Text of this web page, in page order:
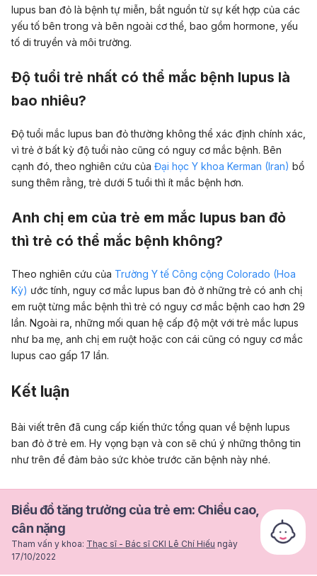
lupus ban đỏ là bệnh tự miễn, bắt nguồn từ sự kết hợp của các
yếu tố bên trong và bên ngoài cơ thể, bao gồm hormone, yếu
tố di truyền và môi trường.
Độ tuổi trẻ nhất có thể mắc bệnh lupus là
bao nhiêu?
Độ tuổi mắc lupus ban đỏ thường không thể xác định chính xác,
vì trẻ ở bất kỳ độ tuổi nào cũng có nguy cơ mắc bệnh. Bên
cạnh đó, theo nghiên cứu của Đại học Y khoa Kerman (Iran) bổ
sung thêm rằng, trẻ dưới 5 tuổi thì ít mắc bệnh hơn.
Anh chị em của trẻ em mắc lupus ban đỏ
thì trẻ có thể mắc bệnh không?
Theo nghiên cứu của Trường Y tế Công cộng Colorado (Hoa
Kỳ) ước tính, nguy cơ mắc lupus ban đỏ ở những trẻ có anh chị
em ruột từng mắc bệnh thì trẻ có nguy cơ mắc bệnh cao hơn 29
lần. Ngoài ra, những mối quan hệ cấp độ một với trẻ mắc lupus
như ba mẹ, anh chị em ruột hoặc con cái cũng có nguy cơ mắc
lupus cao gấp 17 lần.
Kết luận
Bài viết trên đã cung cấp kiến thức tổng quan về bệnh lupus
ban đỏ ở trẻ em. Hy vọng bạn và con sẽ chú ý những thông tin
như trên để đảm bảo sức khỏe trước căn bệnh này nhé.
Biểu đồ tăng trưởng của trẻ em: Chiều cao,
cân nặng
Tham vấn y khoa: Thạc sĩ - Bác sĩ CKI Lê Chí Hiếu ngày
17/10/2022